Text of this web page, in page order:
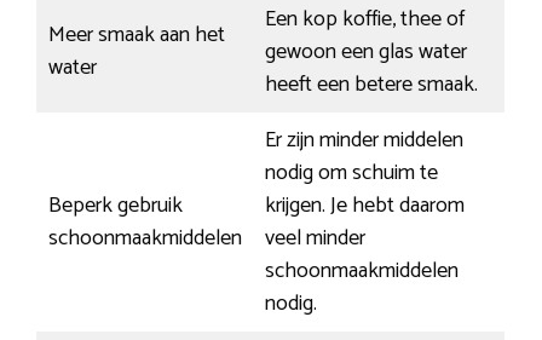
Meer smaak aan het
water
Een kop koffie, thee of
gewoon een glas water
heeft een betere smaak.
Beperk gebruik
schoonmaakmiddelen
Er zijn minder middelen
nodig om schuim te
krijgen. Je hebt daarom
veel minder
schoonmaakmiddelen
nodig.